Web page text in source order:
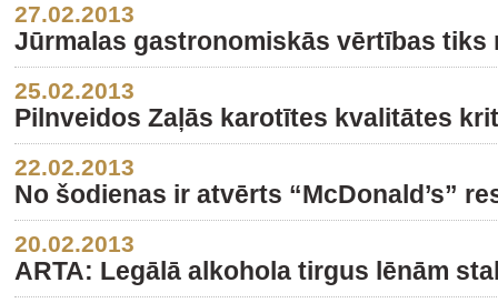
27.02.2013
Jūrmalas gastronomiskās vērtības tiks
25.02.2013
Pilnveidos Zaļās karotītes kvalitātes
22.02.2013
No šodienas ir atvērts “McDonald’s”
20.02.2013
ARTA: Legālā alkohola tirgus lēnām